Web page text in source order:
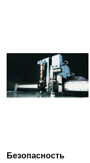
Безопасность